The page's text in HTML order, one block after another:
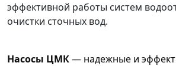
эффективной работы систем
очистки сточных вод.
Насосы ЦМК— надежные и